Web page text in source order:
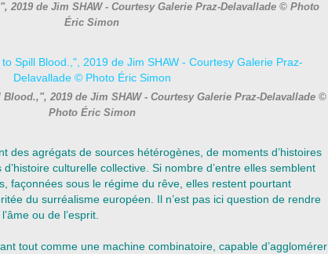
2019 de Jim SHAW - Courtesy Galerie Praz-Delavallade © Photo
Éric Simon
2019 de Jim SHAW - Courtesy Galerie Praz-Delavallade ©
Photo Éric Simon
des agrégats de sources hétérogènes, de moments d’histoires
culturelle collective. Si nombre d’entre elles semblent
façonnées sous le régime du rêve, elles restent pourtant
du surréalisme européen. Il n’est pas ici question de rendre
ou de l’esprit.
tout comme une machine combinatoire, capable d’agglomérer